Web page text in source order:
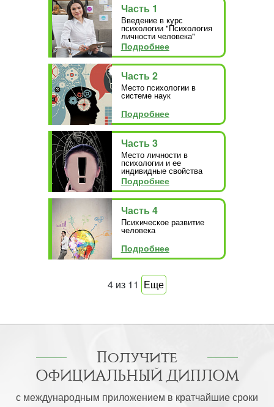
Часть 1
Введение в курс
психологии "Психология
личности человека"
Подробнее
Часть 2
Место психологии в
системе наук
Подробнее
Часть 3
Место личности в
психологии и ее
индивидные свойства
Подробнее
Часть 4
Психическое развитие
человека
Подробнее
4 из 11 Еще
Получите
ОФИЦИАЛЬНЫЙ ДИПЛОМ
с международным приложением в кратчайшие сроки